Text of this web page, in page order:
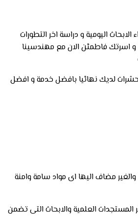
منذ اكثر من 15 عاما , يقوم مهندسين الشركة باجراء الابحاث اليومية و دراسة اخر التطورات
و اسرتك فاطمئن الان مع مهندسينا
لديك نهائيا بافضل خدمة و افضل
مضاف اليها اى مواد سامة وامنة
المستجدات العلمية والابحاث التى تضمن